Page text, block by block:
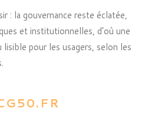
: la gouvernance reste éclatée,
et institutionnelles, d’où une
pour les usagers, selon les